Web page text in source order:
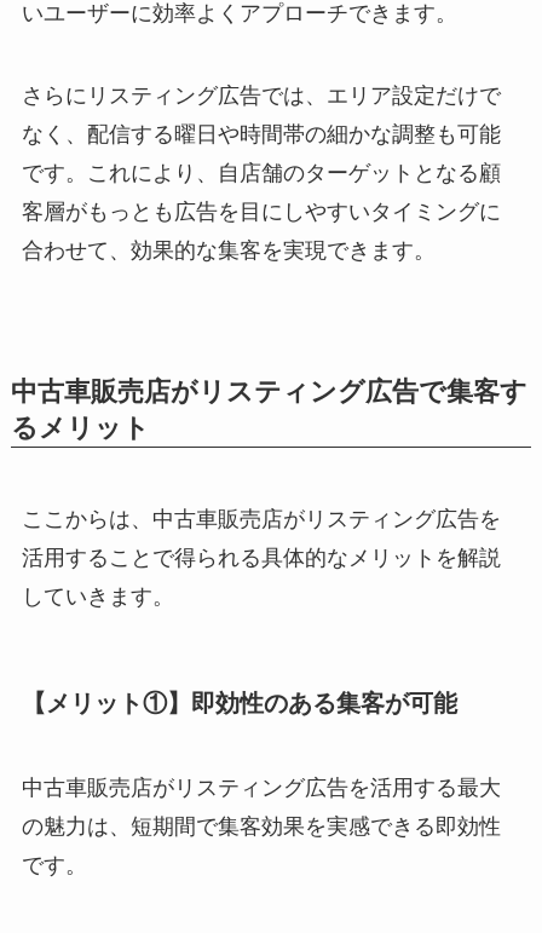
いユーザーに効率よくアプローチできます。
さらにリスティング広告では、エリア設定だけで
なく、配信する曜日や時間帯の細かな調整も可能
です。これにより、自店舗のターゲットとなる顧
客層がもっとも広告を目にしやすいタイミングに
合わせて、効果的な集客を実現できます。
中古車販売店がリスティング広告で集客す
るメリット
ここからは、中古車販売店がリスティング広告を
活用することで得られる具体的なメリットを解説
していきます。
【メリット①】即効性のある集客が可能
中古車販売店がリスティング広告を活用する最大
の魅力は、短期間で集客効果を実感できる即効性
です。